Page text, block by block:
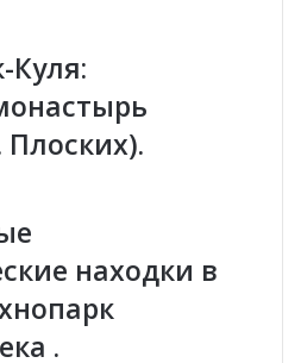
е
н
и
е
г
н
Куля:
находки в
.